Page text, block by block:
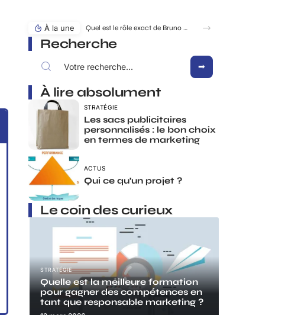
À la une Quel est le rôle exact de Bruno Pesery dans la carrière d’Isabelle Carré ?
Recherche
À lire absolument
STRATÉGIE
Les sacs publicitaires
personnalisés : le bon choix
en termes de marketing
ACTUS
Qui ce qu’un projet ?
Le coin des curieux
STRATÉGIE
Quelle est la meilleure formation
pour gagner des compétences en
tant que responsable marketing ?